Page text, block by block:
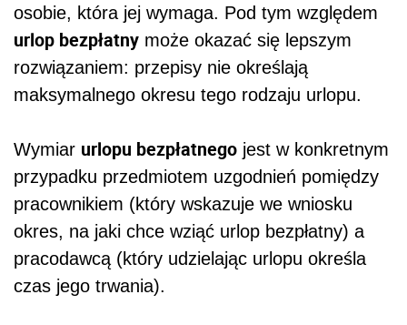
osobie, która jej wymaga. Pod tym względem
urlop bezpłatny może okazać się lepszym
rozwiązaniem: przepisy nie określają
maksymalnego okresu tego rodzaju urlopu.
Wymiar urlopu bezpłatnego jest w konkretnym
przypadku przedmiotem uzgodnień pomiędzy
pracownikiem (który wskazuje we wniosku
okres, na jaki chce wziąć urlop bezpłatny) a
pracodawcą (który udzielając urlopu określa
czas jego trwania).